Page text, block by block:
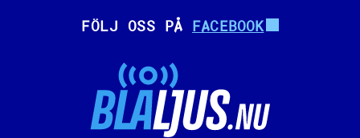
FÖLJ OSS PÅ FACEBOOK